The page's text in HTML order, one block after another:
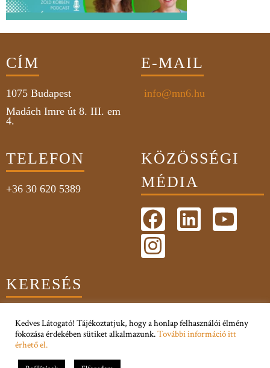
CÍM
1075 Budapest
Madách Imre út 8. III. em
4.
E-MAIL
info@mn6.hu
TELEFON
+36 30 620 5389
KÖZÖSSÉGI
MÉDIA
KERESÉS
Adatkezelési Tájékoztató
Impresszum
Kedves Látogató! Tájékoztatjuk, hogy a honlap felhasználói élmény
fokozása érdekében sütiket alkalmazunk.További információ itt
érhető el.